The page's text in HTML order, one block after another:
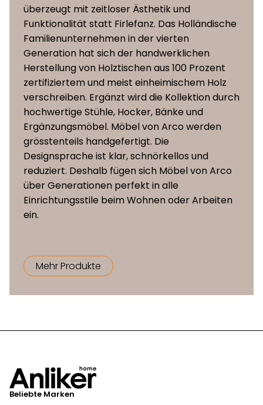
Säule
Eiche oder Nussbaum Duramas /
Nussbaum geräuchert Duramas
überzeugt mit zeitloser Ästhetik und
Funktionalität statt Firlefanz. Das Holländische
Familienunternehmen in der vierten
Generation hat sich der handwerklichen
Herstellung von Holztischen aus 100 Prozent
zertifiziertem und meist einheimischem Holz
verschreiben. Ergänzt wird die Kollektion durch
hochwertige Stühle, Hocker, Bänke und
Ergänzungsmöbel. Möbel von Arco werden
grösstenteils handgefertigt. Die
Designsprache ist klar, schnörkellos und
reduziert. Deshalb fügen sich Möbel von Arco
über Generationen perfekt in alle
Einrichtungsstile beim Wohnen oder Arbeiten
ein.
Mehr Produkte
Beliebte Marken